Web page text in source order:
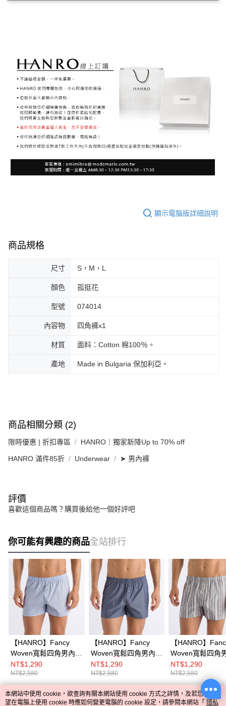
顯示電腦版詳細說明
商品規格
尺寸 S，M，L
顏色 孤挺花
型號 074014
內容物 四角褲x1
材質 面料：Cotton 棉100％。
產地 Made in Bulgaria 保加利亞。
商品相關分類 (2)
限時優惠 | 折扣專區 HANRO｜獨家新降Up to 70% off
HANRO 滿件85折 Underwear ➤ 男內褲
評價
喜歡這個商品嗎？購買後給他一個好評吧
你可能有興趣的商品全站排行
【HANRO】Fancy
Woven寬鬆四角男內褲
(淺藍)
NT$1,290
NT$2,580
【HANRO】Fancy
Woven寬鬆四角男內褲
(藍)
NT$1,290
NT$2,580
【HANRO】
Woven寬鬆四角
(經典紋)
NT$1,290
NT$2,580
熱門標籤
本網站中使用 cookie，欲查詢有關本網站使用 cookie 方式之詳情，及若您不希
望在電腦上使用 cookie 時應如何變更電腦的 cookie 設定，請參閱本網站「 隱私